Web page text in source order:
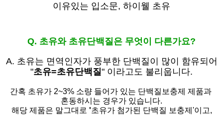
이유있는 입소문, 하이웰 초유
Q. 초유와 초유단백질은 무엇이 다른가요?
A. 초유는 면역인자가 풍부한 단백질이 많이 함유되어
"초유=초유단백질 " 이라고도 불리웁니다.
간혹 초유가 2~3% 소량 들어가 있는 단백질보충제 제품과
혼동하시는 경우가 있습니다.
해당 제품은 말그대로 '초유가 첨가된 단백질 보충제'이고,